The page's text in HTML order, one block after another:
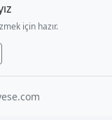
için hazır.